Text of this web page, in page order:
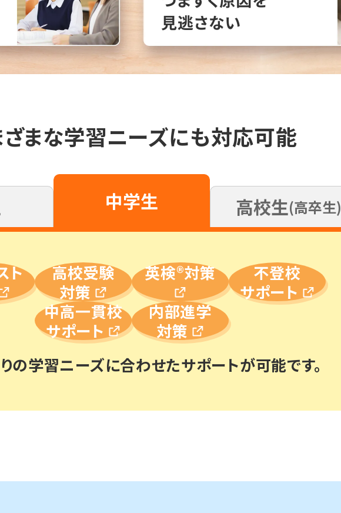
ざまな学習ニーズにも対応可能
中学生 高校生(高卒生)
ト
高校受験
対策
英検®対策
不登校
サポート
中高一貫校
サポート
内部進学
対策
の学習ニーズに合わせたサポートが可能です。